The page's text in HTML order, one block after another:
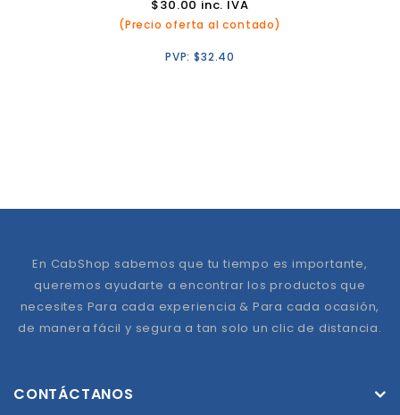
$30.00 inc. IVA
(Precio oferta al contado)
PVP:$32.40
En CabShop sabemos que tu tiempo es importante,
queremos ayudarte a encontrar los productos que
necesites Para cada experiencia & Para cada ocasión,
de manera fácil y segura a tan solo un clic de distancia.
CONTÁCTANOS